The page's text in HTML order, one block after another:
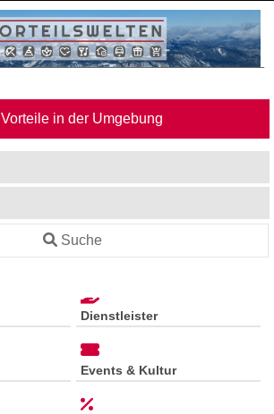
Vorteile in der Umgebung
Suche
Dienstleister
Events & Kultur